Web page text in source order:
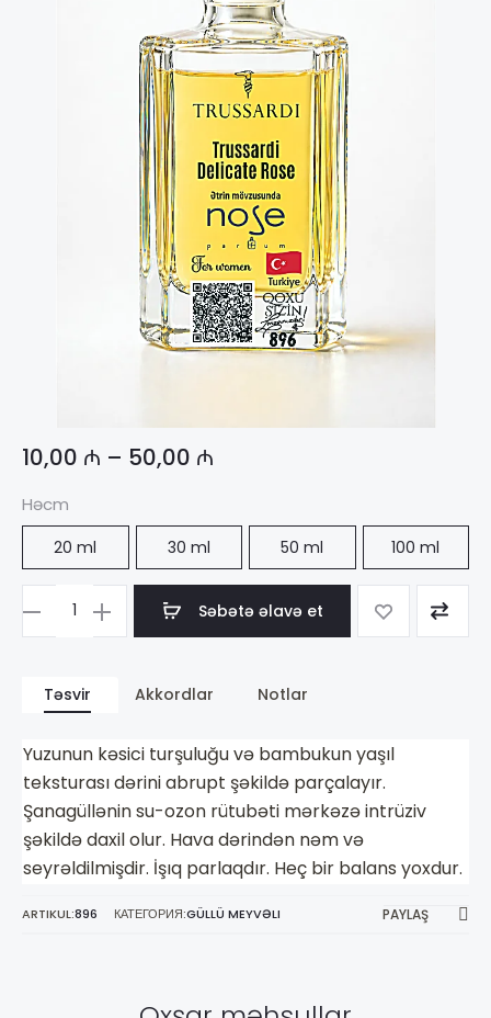
10,00 ₼ – 50,00 ₼
Həcm
20 ml 30 ml 50 ml 100 ml
Trussardi
Trussardi
Delicate
Rose
Səbətə əlavə et
Təsvir Akkordlar Notlar
Yuzunun kəsici turşuluğu və bambukun yaşıl
teksturası dərini abrupt şəkildə parçalayır.
Şanagüllənin su-ozon rütubəti mərkəzə intrüziv
şəkildə daxil olur. Hava dərindən nəm və
seyrəldilmişdir. İşıq parlaqdır. Heç bir balans yoxdur.
ARTIKUL:896 КАТЕГОРИЯ:GÜLLÜ MEYVƏLI PAYLAŞ